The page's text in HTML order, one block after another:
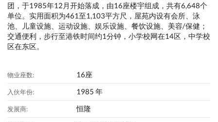
团，于1985年12月开始落成，由16座楼宇组成，共有6,648个
单位。实用面积为461至1,103平方尺，屋苑内设有会所、泳
池、儿童设施、运动设施、娱乐设施、餐饮设施、美容/保健；
交通便利，步行至港铁时间约1分钟，小学校网在14区，中学校
区在东区。
物业座数: 16座
入伙年份: 1985 年
发展商: 恒隆